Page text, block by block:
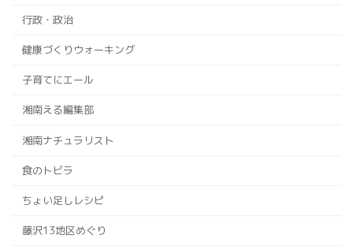
行政・政治
健康づくりウォーキング
子育てにエール
湘南える編集部
湘南ナチュラリスト
食のトビラ
ちょい足しレシピ
藤沢13地区めぐり